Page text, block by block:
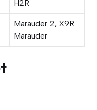
H2R
Marauder 2, X9R
Marauder